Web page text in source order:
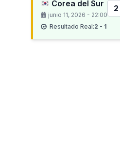
Corea del Sur
junio 11, 2026 - 22:00
2
Resultado Real:2 - 1